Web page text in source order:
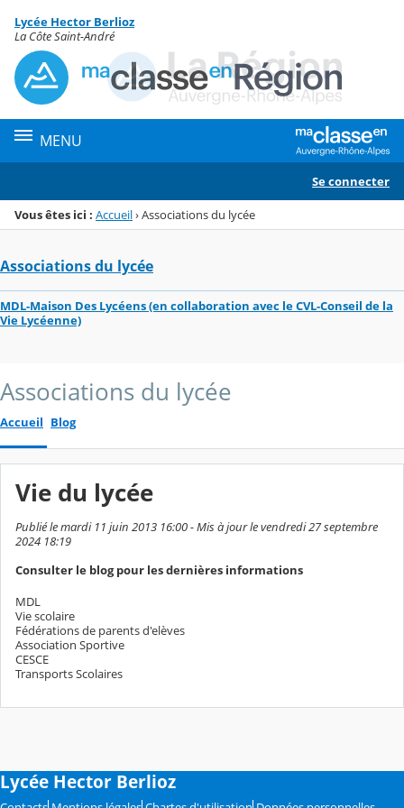
Menu de la rubrique
Contenu
Lycée Hector Berlioz
La Côte Saint-André
MENU
Se connecter
Vous êtes ici : Accueil›Associations du lycée
Associations du lycée
MDL-Maison Des Lycéens (en collaboration avec le CVL-Conseil de la
Vie Lycéenne)
Associations du lycée
Accueil Blog
Vie du lycée
Publié le mardi 11 juin 2013 16:00 - Mis à jour le vendredi 27 septembre
2024 18:19
Consulter le blog pour les dernières informations
MDL
Vie scolaire
Fédérations de parents d'elèves
Association Sportive
CESCE
Transports Scolaires
Lycée Hector Berlioz